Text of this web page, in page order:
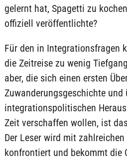
gelernt hat, Spagetti zu
offiziell veröffentlichte?
Für den in Integrationsfragen
die Zeitreise zu wenig
aber, die sich einen ersten
Zuwanderungsgeschichte und
integrationspolitischen
Zeit verschaffen wollen, ist
Der Leser wird mit
konfrontiert und bekommt die